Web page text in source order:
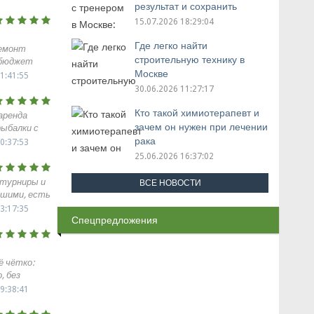
floor
в
можно
В жизни
и
намного
У
из
и
своему
похож на
никак не
с
самим
понятно.
отлично
и
есть
За
чётко:
без
результат и сохранить
мотивацию
15.07.2026 18:29:04
Где легко найти
строительную технику в
Москве
30.06.2026 11:27:17
Кто такой химиотерапевт и
зачем он нужен при лечении
рака
25.06.2026 16:37:02
ВСЕ НОВОСТИ
Спецпредложения